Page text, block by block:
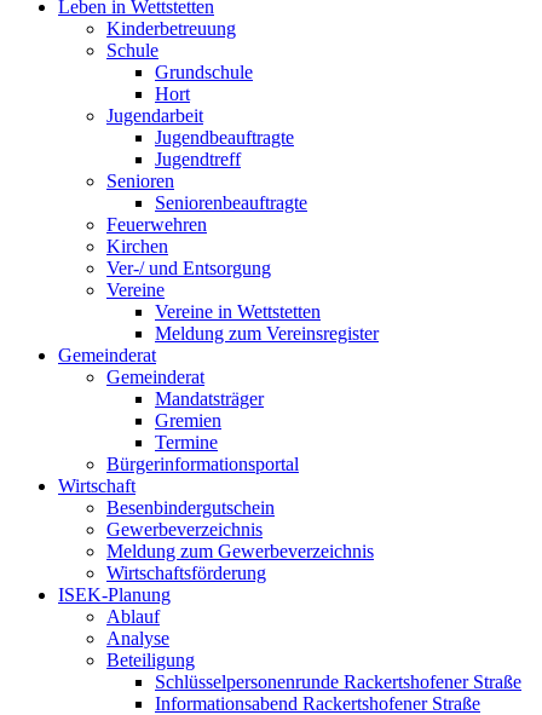
Leben in Wettstetten
Kinderbetreuung
Schule
Grundschule
Hort
Jugendarbeit
Jugendbeauftragte
Jugendtreff
Senioren
Seniorenbeauftragte
Feuerwehren
Kirchen
Ver-/ und Entsorgung
Vereine
Vereine in Wettstetten
Meldung zum Vereinsregister
Gemeinderat
Gemeinderat
Mandatsträger
Gremien
Termine
Bürgerinformationsportal
Wirtschaft
Besenbindergutschein
Gewerbeverzeichnis
Meldung zum Gewerbeverzeichnis
Wirtschaftsförderung
ISEK-Planung
Ablauf
Analyse
Beteiligung
Schlüsselpersonenrunde Rackertshofener Straße
Informationsabend Rackertshofener Straße